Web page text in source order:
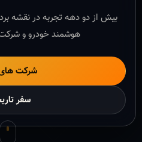
بیش از دو دهه تجربه در نقشه
هوشمند خودرو و
شرکت های
سفر